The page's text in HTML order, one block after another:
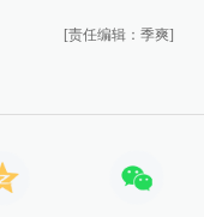
[责任编辑：季爽]